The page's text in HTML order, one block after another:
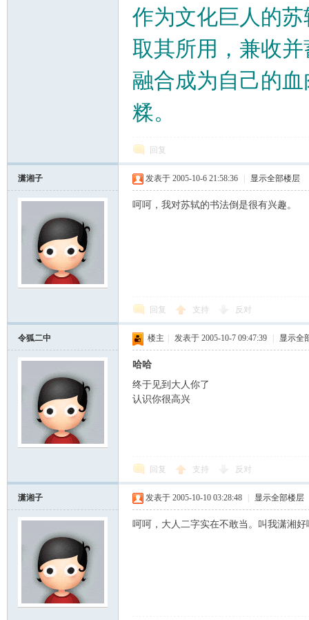
作为文化巨人的
取其所用，兼收
融合成为自己的
糅。
回复
潇湘子 发表于 2005-10-6 21:58:36 显示全部楼层
呵呵，我对苏轼的书法倒是很有兴趣。
回复 支持 反对
令狐二中 楼主 发表于 2005-10-7 09:47:39 显示全
哈哈
终于见到大人你了
认识你很高兴
回复 支持 反对
潇湘子 发表于 2005-10-10 03:28:48 显示全部楼层
呵呵，大人二字实在不敢当。叫我潇湘好